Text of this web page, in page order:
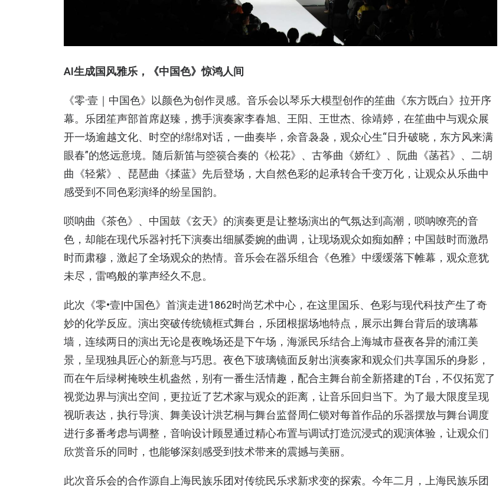
AI生成国风雅乐，《中国色》惊鸿人间
《零·壹｜中国色》以颜色为创作灵感。音乐会以琴乐大模型创作的笙曲《东方既白》拉开序
幕。乐团笙声部首席赵臻，携手演奏家李春旭、王阳、王世杰、徐靖婷，在笙曲中与观众展
开一场逾越文化、时空的绵绵对话，一曲奏毕，余音袅袅，观众心生“日升破晓，东方风来满
眼春”的悠远意境。随后新笛与箜篌合奏的《松花》、古筝曲《娇红》、阮曲《菡萏》、二胡
曲《轻紫》、琵琶曲《揉蓝》先后登场，大自然色彩的起承转合千变万化，让观众从乐曲中
感受到不同色彩演绎的纷呈国韵。
唢呐曲《茶色》、中国鼓《玄天》的演奏更是让整场演出的气氛达到高潮，唢呐嘹亮的音
色，却能在现代乐器衬托下演奏出细腻委婉的曲调，让现场观众如痴如醉；中国鼓时而激昂
时而肃穆，激起了全场观众的热情。音乐会在器乐组合《色雅》中缓缓落下帷幕，观众意犹
未尽，雷鸣般的掌声经久不息。
此次《零•壹|中国色》首演走进1862时尚艺术中心，在这里国乐、色彩与现代科技产生了奇
妙的化学反应。演出突破传统镜框式舞台，乐团根据场地特点，展示出舞台背后的玻璃幕
墙，连续两日的演出无论是夜晚场还是下午场，海派民乐结合上海城市昼夜各异的浦江美
景，呈现独具匠心的新意与巧思。夜色下玻璃镜面反射出演奏家和观众们共享国乐的身影，
而在午后绿树掩映生机盎然，别有一番生活情趣，配合主舞台前全新搭建的T台，不仅拓宽了
视觉边界与演出空间，更拉近了艺术家与观众的距离，让音乐回归当下。为了最大限度呈现
视听表达，执行导演、舞美设计洪艺桐与舞台监督周仁锁对每首作品的乐器摆放与舞台调度
进行多番考虑与调整，音响设计顾昱通过精心布置与调试打造沉浸式的观演体验，让观众们
欣赏音乐的同时，也能够深刻感受到技术带来的震撼与美丽。
此次音乐会的合作源自上海民族乐团对传统民乐求新求变的探索。今年二月，上海民族乐团